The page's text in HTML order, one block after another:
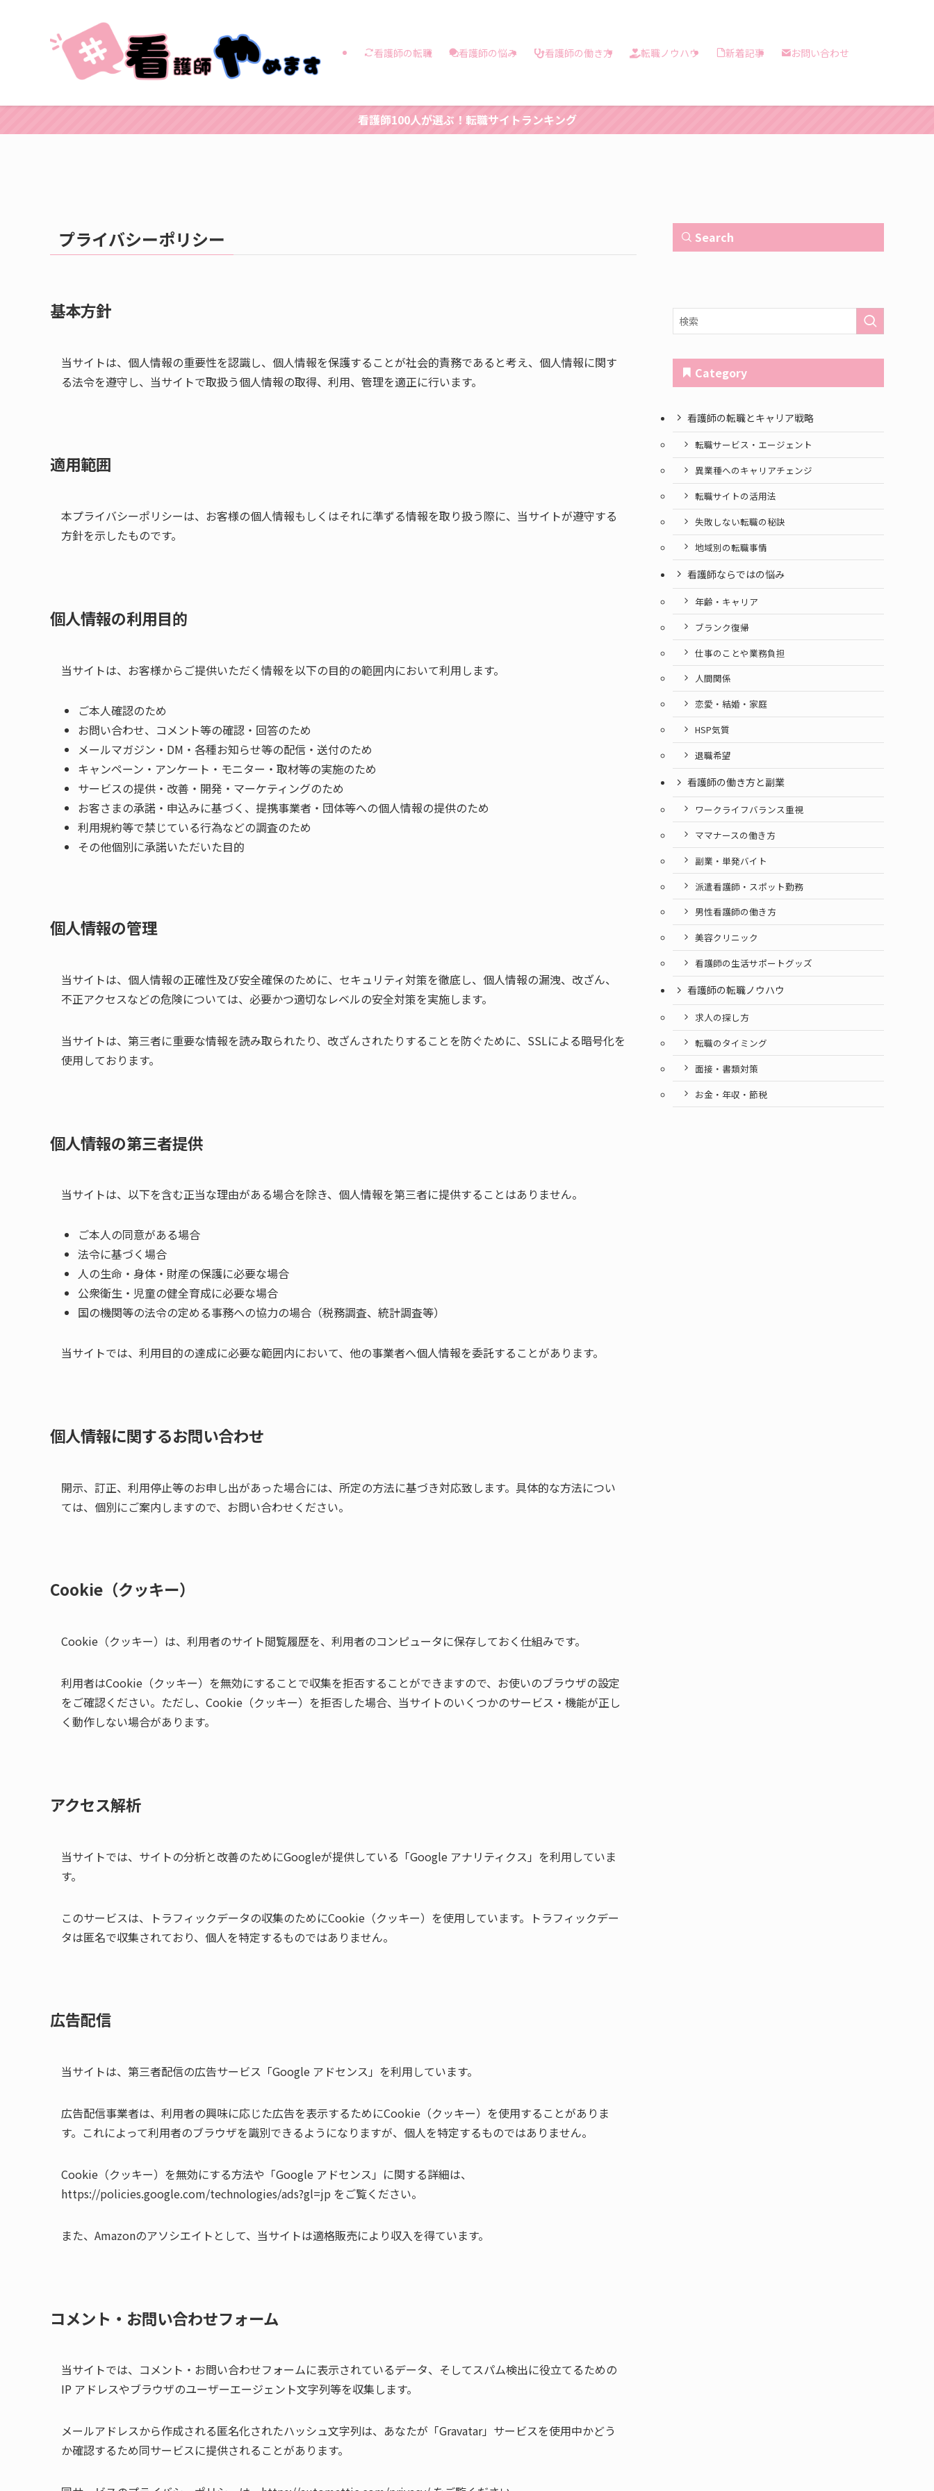
看護師の転職 看護師の悩み 看護師の働き方 転職ノウハウ 新着記事 お問い合わせ
看護師100人が選ぶ！転職サイトランキング
プライバシーポリシー
基本方針
当サイトは、個人情報の重要性を認識し、個人情報を保護することが社会的責務であると考え、個人情報に関す
る法令を遵守し、当サイトで取扱う個人情報の取得、利用、管理を適正に行います。
適用範囲
本プライバシーポリシーは、お客様の個人情報もしくはそれに準ずる情報を取り扱う際に、当サイトが遵守する
方針を示したものです。
個人情報の利用目的
当サイトは、お客様からご提供いただく情報を以下の目的の範囲内において利用します。
ご本人確認のため
お問い合わせ、コメント等の確認・回答のため
メールマガジン・DM・各種お知らせ等の配信・送付のため
キャンペーン・アンケート・モニター・取材等の実施のため
サービスの提供・改善・開発・マーケティングのため
お客さまの承諾・申込みに基づく、提携事業者・団体等への個人情報の提供のため
利用規約等で禁じている行為などの調査のため
その他個別に承諾いただいた目的
個人情報の管理
当サイトは、個人情報の正確性及び安全確保のために、セキュリティ対策を徹底し、個人情報の漏洩、改ざん、
不正アクセスなどの危険については、必要かつ適切なレベルの安全対策を実施します。
当サイトは、第三者に重要な情報を読み取られたり、改ざんされたりすることを防ぐために、SSLによる暗号化を
使用しております。
個人情報の第三者提供
当サイトは、以下を含む正当な理由がある場合を除き、個人情報を第三者に提供することはありません。
ご本人の同意がある場合
法令に基づく場合
人の生命・身体・財産の保護に必要な場合
公衆衛生・児童の健全育成に必要な場合
国の機関等の法令の定める事務への協力の場合（税務調査、統計調査等）
当サイトでは、利用目的の達成に必要な範囲内において、他の事業者へ個人情報を委託することがあります。
個人情報に関するお問い合わせ
開示、訂正、利用停止等のお申し出があった場合には、所定の方法に基づき対応致します。具体的な方法につい
ては、個別にご案内しますので、お問い合わせください。
Cookie（クッキー）
Cookie（クッキー）は、利用者のサイト閲覧履歴を、利用者のコンピュータに保存しておく仕組みです。
利用者はCookie（クッキー）を無効にすることで収集を拒否することができますので、お使いのブラウザの設定
をご確認ください。ただし、Cookie（クッキー）を拒否した場合、当サイトのいくつかのサービス・機能が正し
く動作しない場合があります。
アクセス解析
当サイトでは、サイトの分析と改善のためにGoogleが提供している「Google アナリティクス」を利用していま
す。
このサービスは、トラフィックデータの収集のためにCookie（クッキー）を使用しています。トラフィックデー
タは匿名で収集されており、個人を特定するものではありません。
広告配信
当サイトは、第三者配信の広告サービス「Google アドセンス」を利用しています。
広告配信事業者は、利用者の興味に応じた広告を表示するためにCookie（クッキー）を使用することがありま
す。これによって利用者のブラウザを識別できるようになりますが、個人を特定するものではありません。
Cookie（クッキー）を無効にする方法や「Google アドセンス」に関する詳細は、
https://policies.google.com/technologies/ads?gl=jp をご覧ください。
また、Amazonのアソシエイトとして、当サイトは適格販売により収入を得ています。
コメント・お問い合わせフォーム
当サイトでは、コメント・お問い合わせフォームに表示されているデータ、そしてスパム検出に役立てるための
IP アドレスやブラウザのユーザーエージェント文字列等を収集します。
メールアドレスから作成される匿名化されたハッシュ文字列は、あなたが「Gravatar」サービスを使用中かどう
か確認するため同サービスに提供されることがあります。
Search
Category
看護師の転職とキャリア戦略
転職サービス・エージェント
異業種へのキャリアチェンジ
転職サイトの活用法
失敗しない転職の秘訣
地域別の転職事情
看護師ならではの悩み
年齢・キャリア
ブランク復帰
仕事のことや業務負担
人間関係
恋愛・結婚・家庭
HSP気質
退職希望
看護師の働き方と副業
ワークライフバランス重視
ママナースの働き方
副業・単発バイト
派遣看護師・スポット勤務
男性看護師の働き方
美容クリニック
看護師の生活サポートグッズ
看護師の転職ノウハウ
求人の探し方
転職のタイミング
面接・書類対策
お金・年収・節税